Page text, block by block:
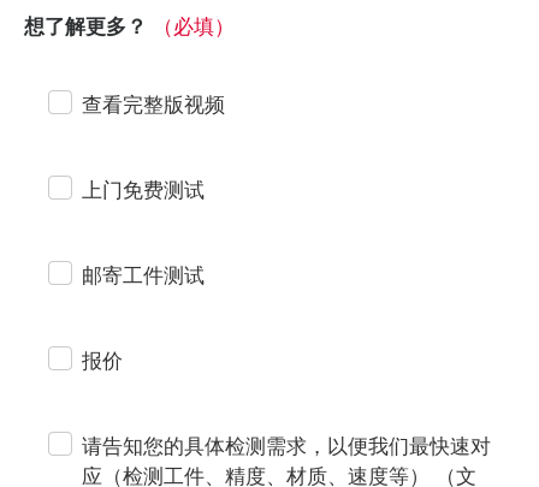
想了解更多？ （必填）
查看完整版视频
上门免费测试
邮寄工件测试
报价
请告知您的具体检测需求，以便我们最快速对
应（检测工件、精度、材质、速度等） （文